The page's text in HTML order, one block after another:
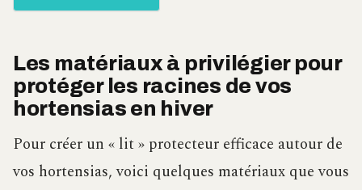
Les matériaux à privilégier pour
protéger les racines de vos
hortensias en hiver
Pour créer un « lit » protecteur efficace autour de
vos hortensias, voici quelques matériaux que vous